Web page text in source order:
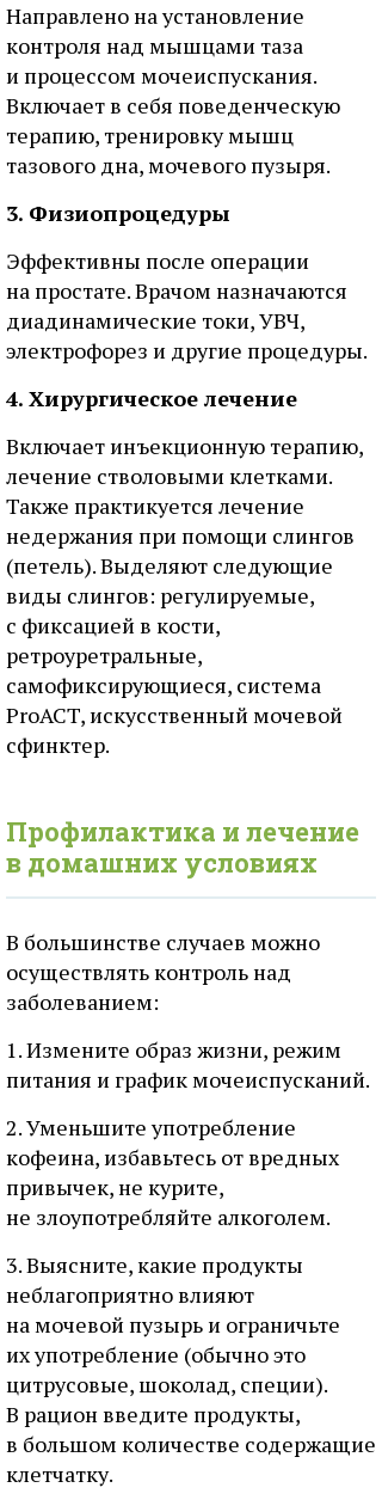
Направлено на установление
контроля над мышцами таза
и процессом мочеиспускания.
Включает в себя поведенческую
терапию, тренировку мышц
тазового дна, мочевого пузыря.
3. Физиопроцедуры
Эффективны после операции
на простате. Врачом назначаются
диадинамические токи, УВЧ,
электрофорез и другие процедуры.
4. Хирургическое лечение
Включает инъекционную терапию,
лечение стволовыми клетками.
Также практикуется лечение
недержания при помощи слингов
(петель). Выделяют следующие
виды слингов: регулируемые,
с фиксацией в кости,
ретроуретральные,
самофиксирующиеся, система
ProACT, искусственный мочевой
сфинктер.
Профилактика и лечение
в домашних условиях
В большинстве случаев можно
осуществлять контроль над
заболеванием:
1. Измените образ жизни, режим
питания и график мочеиспусканий.
2. Уменьшите употребление
кофеина, избавьтесь от вредных
привычек, не курите,
не злоупотребляйте алкоголем.
3. Выясните, какие продукты
неблагоприятно влияют
на мочевой пузырь и ограничьте
их употребление (обычно это
цитрусовые, шоколад, специи).
В рацион введите продукты,
в большом количестве содержащие
клетчатку.